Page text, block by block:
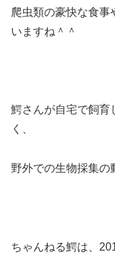
爬虫類の豪快な食事
いますね＾＾
鰐さんが自宅で飼育
く、
野外での生物採集の
ちゃんねる鰐は、